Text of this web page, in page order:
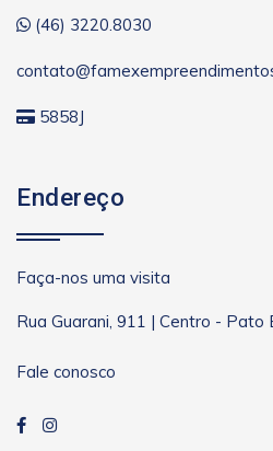
(46) 3220.8030
5858J
Endereço
Faça-nos uma visita
Rua Guarani, 911 | Centro - Pato
Fale conosco